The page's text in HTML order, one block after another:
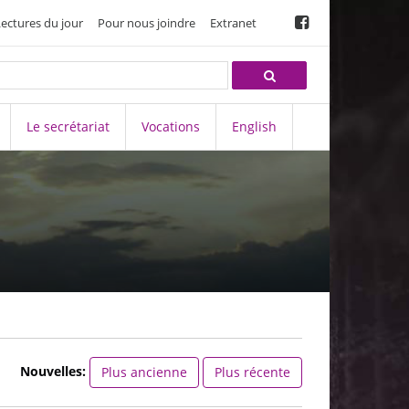
du jour Pour nous joindre Extranet
Le secrétariat Vocations English
Nouvelles: Plus ancienne Plus récente